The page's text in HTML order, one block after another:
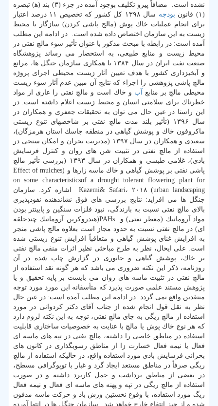
نشده است. ‏ مضافاً پیرو تكلیف بوجود آمده در جزء (۳) بند (ﻫ) تبصره
(۱) قانون
بودجه
سال ۱۳۹۸ كل كشور كه تخصیص ۱۱ ‏درصد اعتبار
برای انجام عملیات خاك پوش (مالچ پاشی كردن) سازگار با محیط
زیست به این سازمان اختصاص ‏داده شده است. ‏ در ادامه این مطلب
آمده است: در رابطه با مبحث مذكور با عنوان تأثیر سوء مالچ نفتی در
محیط زیست و منابع طبیعی، به استحضار می رساند پژوهشگاه
‏صنعت نفت ایران در سال ۱۳۸۴ با همكاری سازمان جنگل ها، مراتع
و آبخیزداری كشور با هدف تعیین آثار زیست محیطی ‏اجرای پروژه
مالچ پاشی پژوهشی را اجراء كه نتایج آن مبین عدم آثار سوء زیست
محیطی مالچ بر منابع آب و خاك است و ‏مالچ نفتی را عاری از مواد
خطرناك برای سلامتی انسان و محیط زیست اعلام داشته است. در
این راستا در عین حال ‏می توان به تحقیقات جعفری و همكاران در
سال ۱۳۹۶ (تأثیر بلند مدت مالچ نفتی بر شاخصهای تنوع زیستی
ماكروفون ‏خاك و پوشش گیاهی در منطقه جاسك استان هرمزگان)،
سعیدی و همكاران در سال ۱۳۹۷ (مدیریت بحران و امكان ‏سنجی در
استفاده از مالچ نفتی در تثبیت شن های روان و كنترل فرسایش
بادی)، غلامی طبسی و همكاران در سال ‏۱۳۹۳ (بررسی تأثیر مالچ
پاشی نفتی بر پوشش گیاهی و خاك ماسه زارها و (‏Effect of mulches
on some ‎characteristicsof a drought tolerant flowering plant for
urban landscaping‏) ‏Kazemi& Safari، ۲۰۱۸ ‏ ‏اشاره كرد. سازمان
جنگل ها می افزاید: نتایج بررسی های فوق نشاندهنده نفوذپذیری
بالای مالچ نفتی نسبت به بارندگی، نبود فلزات سنگین و ‏پایینتر بودن
مواد آروماتیك (معطر نفتی) و ‏ PAHs‏(هیدروكربن آروماتیك چندحلقه
ای) در مالچ نفتی نسبت به حدود مجاز ‏است بعلاوه مالچ پاشی منجر
به افزایش غنای پوشش گیاهی و متعاقباً افزایش تنوع زیستی شده
است. علی ایحال، ‏نظر به طرح مباحثی نظیر اثرات منفی مالچ نفتی
بر خاك، پوشش گیاهی و جانوری در گزارش چاپ شده در آن
روزنامه، ‏ذكر این نكته ضروری می باشد كه هر گونه نقد استفاده از
مالچ نفتی در تثبیت ماسه های روان می بایست بر پایه تحقیق و یا
‏پژوهش مستند علمی صورت پذیرد كه متأسفانه این مورد مورد توجه
منتقدین واقع نمی گردد.‏ در ادامه این مطلب آمده است: در عین حال
نظر به نقل قول انجام شده از جناب آقای دكتر كردوانی در مورد
استفاده از مالچ ریگی به جای مالچ نفتی، ‏توجه به این نكته لزوم دارد
كه هر نوع خاك پوش یا مالچ با عنایت به خصوصیات ساختاری قابلیت
استفاده در مناطق ‏خاصی را داشته، مالچ نفتی در تپه های ماسه ای
فعال یا نیمه فعال خسارت زا از مناطق رسوبگذاری در كانون های
بحرانی ‏فرسایش بادی مورد استفاده واقع، در حالیكه استفاده از مالچ
ریگی صرفاً در مناطق مستعد ایجاد گرد و غبار با توپوگرافی ‏مسطح،
در بعضی از مناطق برداشت و حمل كاربرد داشته و در صورت
استفاده از مالچ ریگی در تپه و پهنه های ماسه ای ‏فعال و نیمه فعال
ریگ مورد استفاده، با وقوع نخستین وزش باد و حركت ماسه مدفون
شده و از حیز انتفاع خارج خواهد شد. ‏ سازمان جنگل ها در انتها آورده